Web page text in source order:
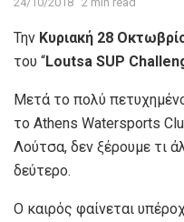
Την Κυριακή 28
του “Loutsa SUP
Μετά το πολύ
το Athens Watersports
Λούτσα, δεν ξέρουμε τι
δεύτερο.
Ο καιρός φαίνεται